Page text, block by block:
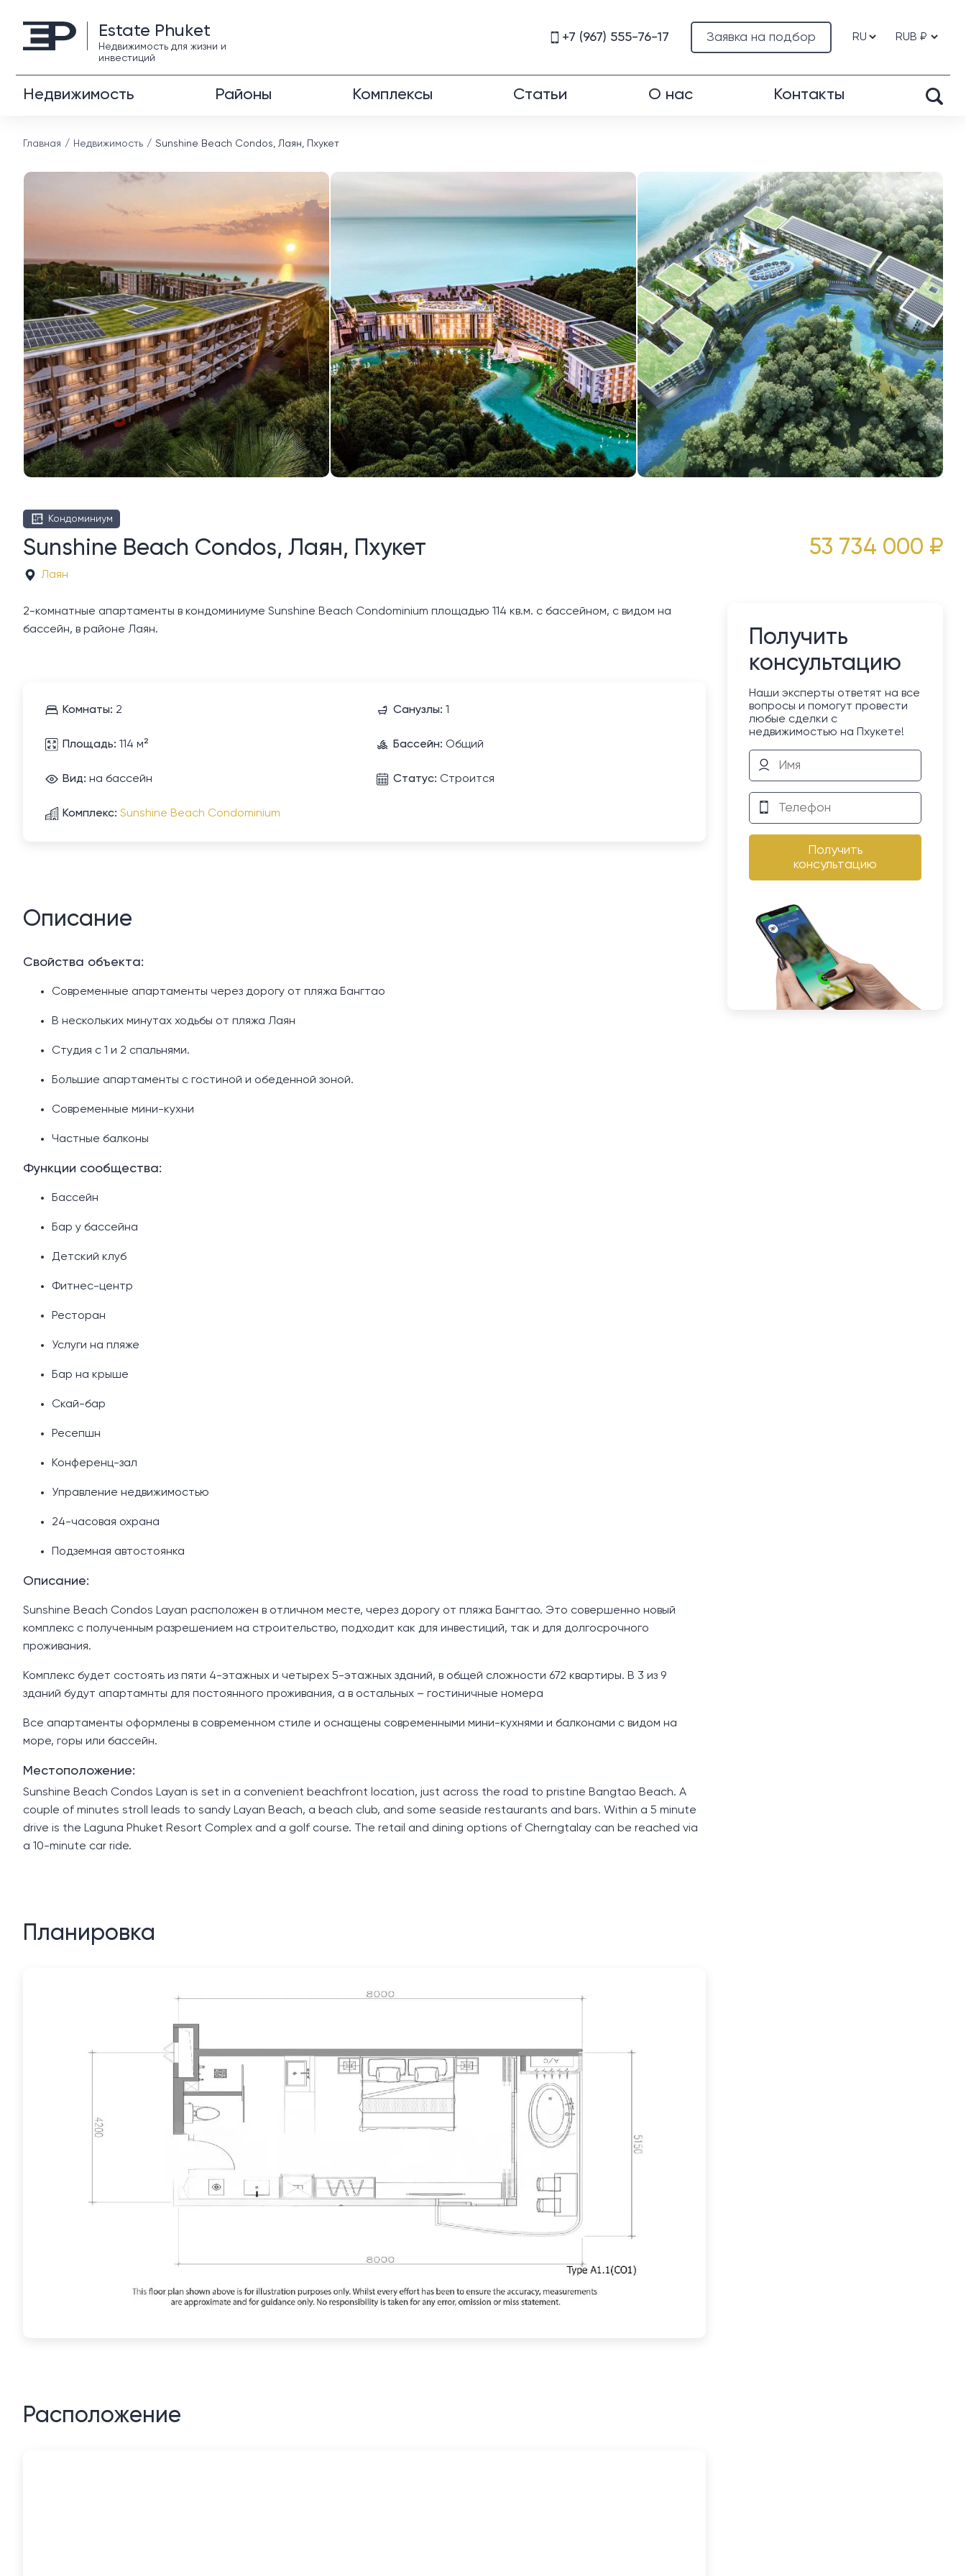
Estate Phuket
Недвижимость для жизни и
инвестиций
Заявка на подбор
+7 (967) 555-76-17
Недвижимость Районы Комплексы Статьи О нас Контакты
Главная Недвижимость Sunshine Beach Condos, Лаян, Пхукет
Кондоминиум
Sunshine Beach Condos, Лаян, Пхукет
Лаян
53 734 000 ₽
2-комнатные апартаменты в кондоминиуме Sunshine Beach Condominium площадью 114 кв.м. с бассейном, с видом на
бассейн, в районе Лаян.
Комнаты: 2 Санузлы: 1
Площадь: 114 м² Бассейн: Общий
Вид: на бассейн Статус: Строится
Комплекс: Sunshine Beach Condominium
Описание
Свойства объекта:
Современные апартаменты через дорогу от пляжа Бангтао
В нескольких минутах ходьбы от пляжа Лаян
Студия с 1 и 2 спальнями.
Большие апартаменты с гостиной и обеденной зоной.
Современные мини-кухни
Частные балконы
Функции сообщества:
Бассейн
Бар у бассейна
Детский клуб
Фитнес-центр
Ресторан
Услуги на пляже
Бар на крыше
Скай-бар
Ресепшн
Конференц-зал
Управление недвижимостью
24-часовая охрана
Подземная автостоянка
Описание:
Sunshine Beach Condos Layan расположен в отличном месте, через дорогу от пляжа Бангтао. Это совершенно новый
комплекс с полученным разрешением на строительство, подходит как для инвестиций, так и для долгосрочного
проживания.
Комплекс будет состоять из пяти 4-этажных и четырех 5-этажных зданий, в общей сложности 672 квартиры. В 3 из 9
зданий будут апартамнты для постоянного проживания, а в остальных – гостиничные номера
Все апартаменты оформлены в современном стиле и оснащены современными мини-кухнями и балконами с видом на
море, горы или бассейн.
Местоположение:
Sunshine Beach Condos Layan is set in a convenient beachfront location, just across the road to pristine Bangtao Beach. A
couple of minutes stroll leads to sandy Layan Beach, a beach club, and some seaside restaurants and bars. Within a 5 minute
drive is the Laguna Phuket Resort Complex and a golf course. The retail and dining options of Cherngtalay can be reached via
a 10-minute car ride.
Планировка
Расположение
Получить
консультацию
Наши эксперты ответят на все
вопросы и помогут провести
любые сделки с
недвижимостью на Пхукете!
Получить
консультацию